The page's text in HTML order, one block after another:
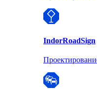
IndorRoadSign